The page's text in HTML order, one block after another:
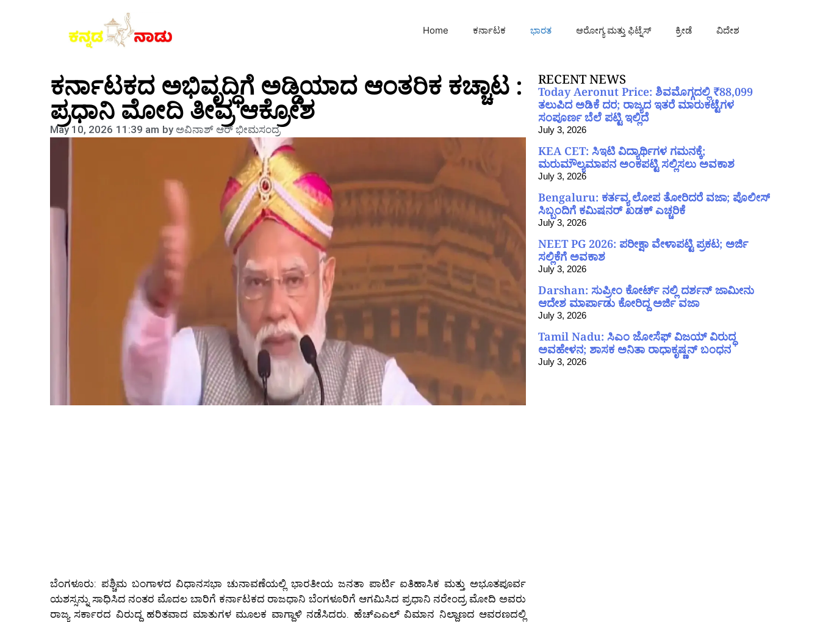
Home ಕರ್ನಾಟಕ ಭಾರತ ಆರೋಗ್ಯ ಮತ್ತು ಫಿಟ್ನೆಸ್ ಕ್ರೀಡೆ ವಿದೇಶ
ಕರ್ನಾಟಕದ ಅಭಿವೃದ್ಧಿಗೆ ಅಡ್ಡಿಯಾದ ಆಂತರಿಕ ಕಚ್ಚಾಟ :
ಪ್ರಧಾನಿ ಮೋದಿ ತೀವ್ರ ಆಕ್ರೋಶ
May 10, 2026 11:39 am byಅವಿನಾಶ್‌ ಆರ್‌ ಭೀಮಸಂದ್ರ
ಬೆಂಗಳೂರು: ಪಶ್ಚಿಮ ಬಂಗಾಳದ ವಿಧಾನಸಭಾ ಚುನಾವಣೆಯಲ್ಲಿ ಭಾರತೀಯ ಜನತಾ ಪಾರ್ಟಿ ಐತಿಹಾಸಿಕ ಮತ್ತು ಅಭೂತಪೂರ್ವ
ಯಶಸ್ಸನ್ನು ಸಾಧಿಸಿದ ನಂತರ ಮೊದಲ ಬಾರಿಗೆ ಕರ್ನಾಟಕದ ರಾಜಧಾನಿ ಬೆಂಗಳೂರಿಗೆ ಆಗಮಿಸಿದ ಪ್ರಧಾನಿ ನರೇಂದ್ರ ಮೋದಿ ಅವರು
ರಾಜ್ಯ ಸರ್ಕಾರದ ವಿರುದ್ಧ ಹರಿತವಾದ ಮಾತುಗಳ ಮೂಲಕ ವಾಗ್ದಾಳಿ ನಡೆಸಿದರು. ಹೆಚ್‌ಎಎಲ್ ವಿಮಾನ ನಿಲ್ದಾಣದ ಆವರಣದಲ್ಲಿ
RECENT NEWS
Today Aeronut Price: ಶಿವಮೊಗ್ಗದಲ್ಲಿ ₹88,099
ತಲುಪಿದ ಅಡಿಕೆ ದರ; ರಾಜ್ಯದ ಇತರೆ ಮಾರುಕಟ್ಟೆಗಳ
ಸಂಪೂರ್ಣ ಬೆಲೆ ಪಟ್ಟಿ ಇಲ್ಲಿದೆ
July 3, 2026
KEA CET: ಸಿಇಟಿ ವಿದ್ಯಾರ್ಥಿಗಳ ಗಮನಕ್ಕೆ;
ಮರುಮೌಲ್ಯಮಾಪನ ಅಂಕಪಟ್ಟಿ ಸಲ್ಲಿಸಲು ಅವಕಾಶ
July 3, 2026
Bengaluru: ಕರ್ತವ್ಯ ಲೋಪ ತೋರಿದರೆ ವಜಾ; ಪೊಲೀಸ್
ಸಿಬ್ಬಂದಿಗೆ ಕಮಿಷನರ್ ಖಡಕ್ ಎಚ್ಚರಿಕೆ
July 3, 2026
NEET PG 2026: ಪರೀಕ್ಷಾ ವೇಳಾಪಟ್ಟಿ ಪ್ರಕಟ; ಅರ್ಜಿ
ಸಲ್ಲಿಕೆಗೆ ಅವಕಾಶ
July 3, 2026
Darshan: ಸುಪ್ರೀಂ ಕೋರ್ಟ್ ನಲ್ಲಿ ದರ್ಶನ್ ಜಾಮೀನು
ಆದೇಶ ಮಾರ್ಪಾಡು ಕೋರಿದ್ದ ಅರ್ಜಿ ವಜಾ
July 3, 2026
Tamil Nadu: ಸಿಎಂ ಜೋಸೆಫ್ ವಿಜಯ್ ವಿರುದ್ಧ
ಅವಹೇಳನ; ಶಾಸಕ ಅನಿತಾ ರಾಧಾಕೃಷ್ಣನ್ ಬಂಧನ
July 3, 2026